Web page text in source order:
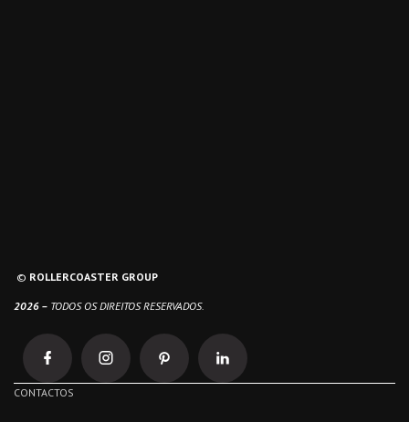
© ROLLERCOASTER GROUP
2026 – TODOS OS DIREITOS RESERVADOS.
CONTACTOS